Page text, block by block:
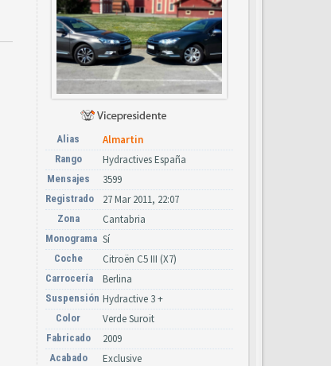
Alias Almartin
Rango Hydractives España
Mensajes 3599
Registrado 27 Mar 2011, 22:07
Zona Cantabria
Monograma Sí
Coche Citroën C5 III (X7)
Carrocería Berlina
Suspensión Hydractive 3 +
Color Verde Suroit
Fabricado 2009
Acabado Exclusive